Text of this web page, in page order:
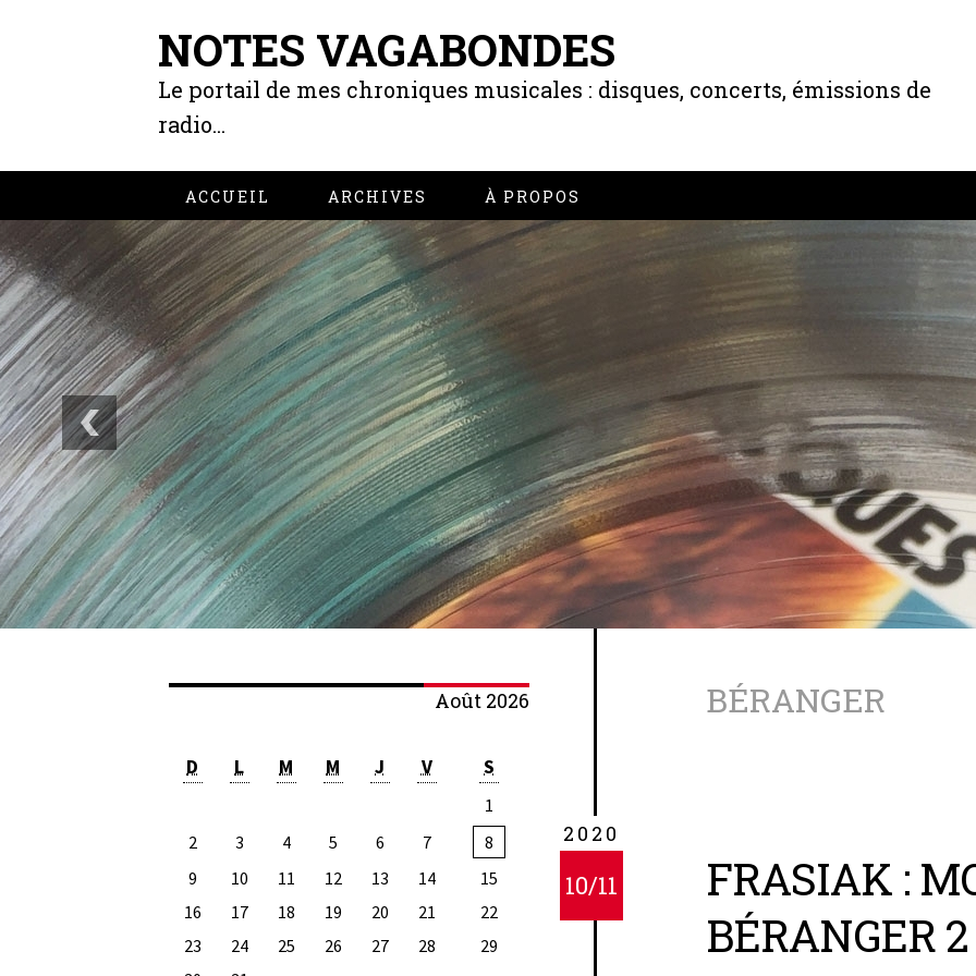
NOTES VAGABONDES
Le portail de mes chroniques musicales : disques, concerts, émissions de
radio...
ACCUEIL ARCHIVES À PROPOS
Août 2026
D L M M J V S
1
2
3 4 5 6 7
8
9
10 11 12 13 14
15
16
17 18 19 20 21
22
23
24 25 26 27 28
29
BÉRANGER
2020
10/11
FRASIAK :
BÉRANGER 2